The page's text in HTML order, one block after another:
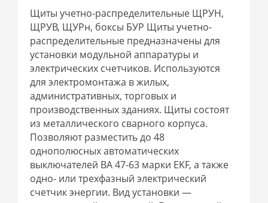
Щиты учетно-распределительные ЩРУН,
ЩРУВ, ЩУРн, боксы БУР Щиты учетно-
распределительные предназначены для
установки модульной аппаратуры и
электрических счетчиков. Используются
для электромонтажа в жилых,
административных, торговых и
производственных зданиях. Щиты состоят
из металлического сварного корпуса.
Позволяют разместить до 48
однополюсных автоматических
выключателей ВА 47-63 марки EKF, а также
одно- или трехфазный электрический
счетчик энергии. Вид установки —